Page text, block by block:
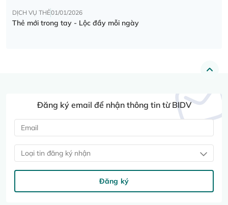
DỊCH VỤ THẺ01/01/2026
Thẻ mới trong tay - Lộc đầy mỗi ngày
Đăng ký email để nhận thông tin từ BIDV
Loại tin đăng ký nhận
Đăng ký